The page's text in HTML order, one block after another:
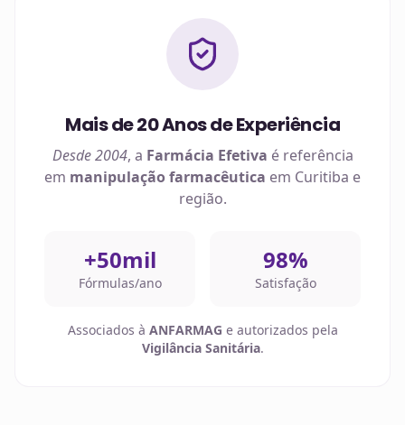
Mais de 20 Anos de Experiência
Desde 2004, a Farmácia Efetiva é referência
em manipulação farmacêutica em Curitiba e
região.
+50mil
Fórmulas/ano
98%
Satisfação
Associados à ANFARMAG e autorizados pela
Vigilância Sanitária.